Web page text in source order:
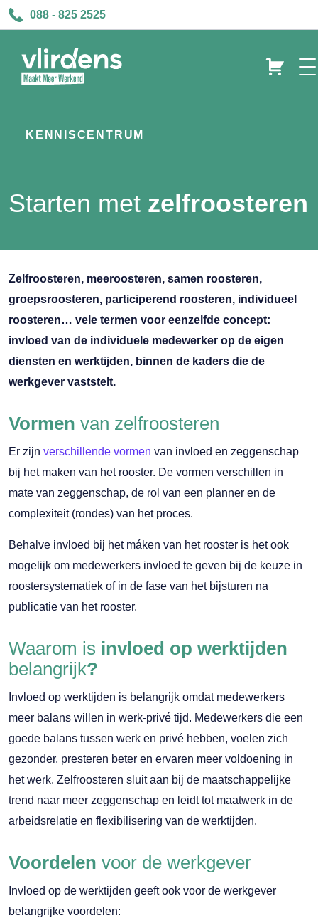
088 - 825 2525
KENNISCENTRUM
Starten met zelfroosteren
Zelfroosteren, meeroosteren, samen roosteren,
groepsroosteren, participerend roosteren, individueel
roosteren… vele termen voor eenzelfde concept:
invloed van de individuele medewerker op de eigen
diensten en werktijden, binnen de kaders die de
werkgever vaststelt.
Vormen van zelfroosteren
Er zijn verschillende vormen van invloed en zeggenschap
bij het maken van het rooster. De vormen verschillen in
mate van zeggenschap, de rol van een planner en de
complexiteit (rondes) van het proces.
Behalve invloed bij het máken van het rooster is het ook
mogelijk om medewerkers invloed te geven bij de keuze in
roostersystematiek of in de fase van het bijsturen na
publicatie van het rooster.
Waarom is invloed op werktijden
belangrijk?
Invloed op werktijden is belangrijk omdat medewerkers
meer balans willen in werk-privé tijd. Medewerkers die een
goede balans tussen werk en privé hebben, voelen zich
gezonder, presteren beter en ervaren meer voldoening in
het werk. Zelfroosteren sluit aan bij de maatschappelijke
trend naar meer zeggenschap en leidt tot maatwerk in de
arbeidsrelatie en flexibilisering van de werktijden.
Voordelen voor de werkgever
Invloed op de werktijden geeft ook voor de werkgever
belangrijke voordelen: